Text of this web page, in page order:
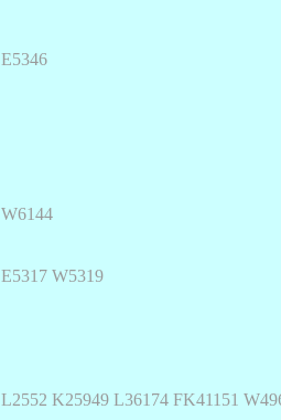
E5346
W6144
E5317 W5319
L2552 K25949 L36174 FK41151